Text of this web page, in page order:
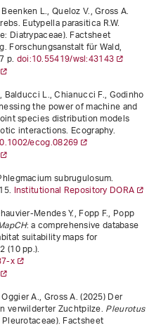
L., Queloz V., Gross A.
Eutypella parasitica R.W.
Diatrypaceae). Factsheet
Forschungsanstalt für Wald,
p.doi:10.55419/wsl:43143
Balducci L., Chianucci F., Godinho
the power of machine and
species distribution models
interactions. Ecography.
ecog.08269
subrugulosum.
Institutional Repository DORA
Mendes Y., Fopp F., Popp
: a comprehensive database
suitability maps for
(10 pp.).
x
A., Gross A. (2025)Der
verwilderter Zuchtpilze.Pleurotus
. Factsheet